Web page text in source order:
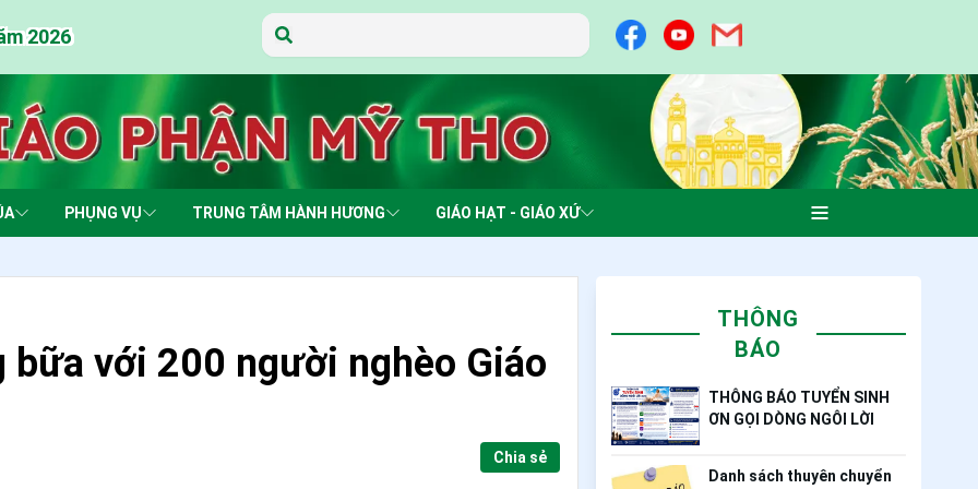
2026
2026
2026
2026
2026
2026
2026
2026
2026
2026
2026
2026
2026
2026
PHỤNG VỤ TRUNG TÂM HÀNH HƯƠNG GIÁO HẠT - GIÁO XỨ
bữa với 200 người nghèo Giáo
Chia sẻ
THÔNG
BÁO
THÔNG BÁO TUYỂN SINH
ƠN GỌI DÒNG NGÔI LỜI
Danh sách thuyên chuyển